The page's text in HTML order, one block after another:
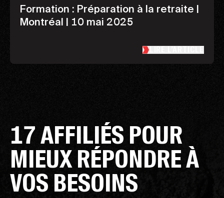
Formation : Préparation à la retraite |
Montréal | 10 mai 2025
17 AFFILIÉS POUR
MIEUX RÉPONDRE À
VOS BESOINS